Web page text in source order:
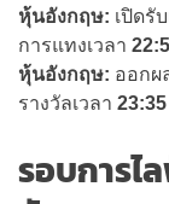
หุ้นอังกฤษ: เปิดรั
การแทงเวลา
หุ้นอังกฤษ: ออกผ
รางวัลเวลา
รอบการไ